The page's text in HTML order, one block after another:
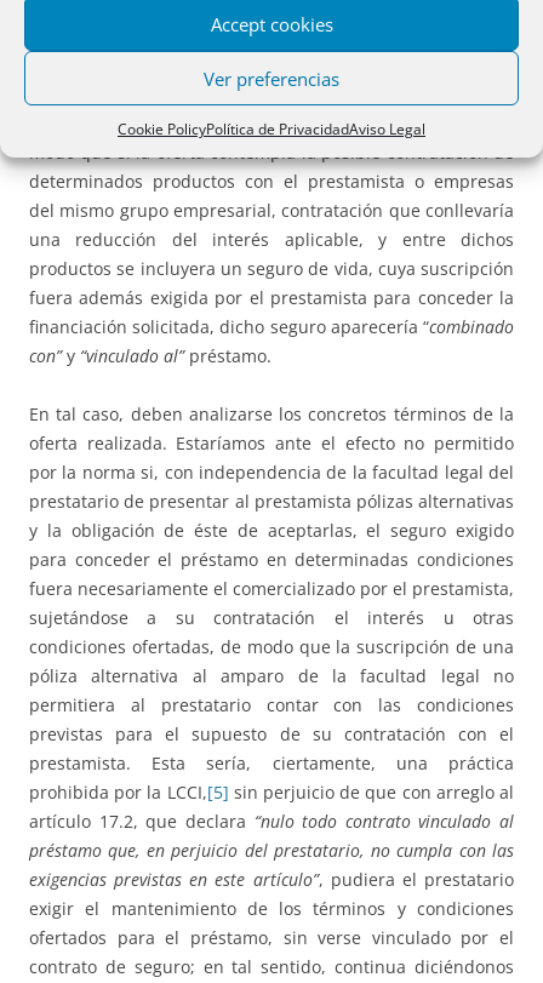
Accept cookies
Ver preferencias
Cookie PolicyPolítica de PrivacidadAviso Legal
régimen contenido en el art. 17.3. Ello sin dejar de tener en
ser un producto vinculado y combinado al mismo tiempo,
algo muy frecuente en el caso del seguro de daños. De
modo que si la oferta contempla la posible contratación de
determinados productos con el prestamista o empresas
del mismo grupo empresarial, contratación que conllevaría
una reducción del interés aplicable, y entre dichos
productos se incluyera un seguro de vida, cuya suscripción
fuera además exigida por el prestamista para conceder la
financiación solicitada, dicho seguro aparecería “combinado
con”y “vinculado al”préstamo.
En tal caso, deben analizarse los concretos términos de la
oferta realizada. Estaríamos ante el efecto no permitido
por la norma si, con independencia de la facultad legal del
prestatario de presentar al prestamista pólizas alternativas
y la obligación de éste de aceptarlas, el seguro exigido
para conceder el préstamo en determinadas condiciones
fuera necesariamente el comercializado por el prestamista,
sujetándose a su contratación el interés u otras
condiciones ofertadas, de modo que la suscripción de una
póliza alternativa al amparo de la facultad legal no
permitiera al prestatario contar con las condiciones
previstas para el supuesto de su contratación con el
prestamista. Esta sería, ciertamente, una práctica
prohibida por la LCCI,[5] sin perjuicio de que con arreglo al
artículo 17.2, que declara “nulo todo contrato vinculado al
préstamo que, en perjuicio del prestatario, no cumpla con las
exigencias previstas en este artículo”, pudiera el prestatario
exigir el mantenimiento de los términos y condiciones
ofertados para el préstamo, sin verse vinculado por el
contrato de seguro; en tal sentido, continua diciéndonos